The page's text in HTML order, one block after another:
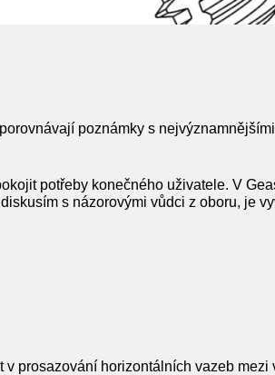
poznámky s
potřeby konečného uživatele. V
s názorovými vůdci z oboru, je
prosazování horizontálních vazeb